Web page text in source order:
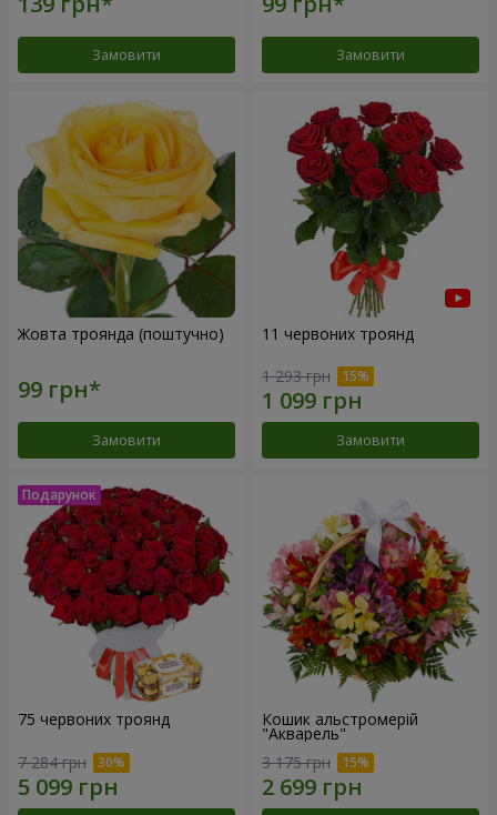
Замовити Замовити
Жовта троянда (поштучно)
Замовити
11 червоних троянд
1 293 грн
Замовити
75 червоних троянд
7 284 грн
Кошик альстромерій
"Акварель"
3 175 грн